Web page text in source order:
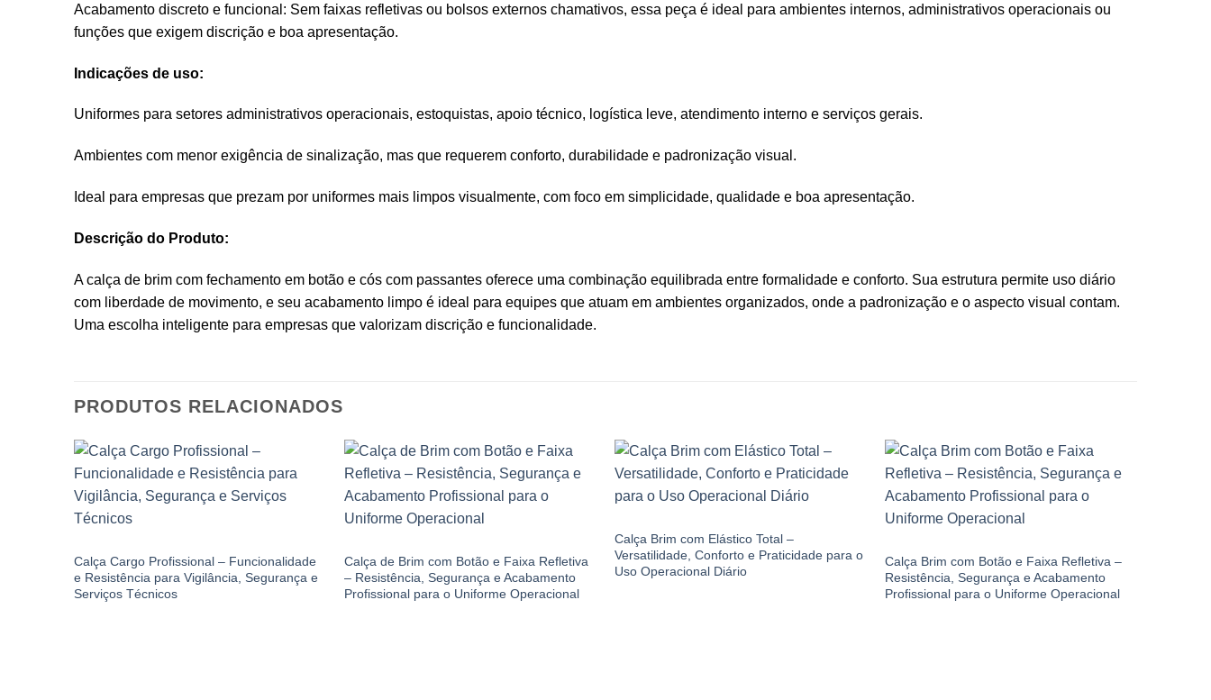
Acabamento discreto e funcional: Sem faixas refletivas ou bolsos externos chamativos, essa peça é ideal para ambientes internos, administrativos operacionais ou
funções que exigem discrição e boa apresentação.
Indicações de uso:
Uniformes para setores administrativos operacionais, estoquistas, apoio técnico, logística leve, atendimento interno e serviços gerais.
Ambientes com menor exigência de sinalização, mas que requerem conforto, durabilidade e padronização visual.
Ideal para empresas que prezam por uniformes mais limpos visualmente, com foco em simplicidade, qualidade e boa apresentação.
Descrição do Produto:
A calça de brim com fechamento em botão e cós com passantes oferece uma combinação equilibrada entre formalidade e conforto. Sua estrutura permite uso diário
com liberdade de movimento, e seu acabamento limpo é ideal para equipes que atuam em ambientes organizados, onde a padronização e o aspecto visual contam.
Uma escolha inteligente para empresas que valorizam discrição e funcionalidade.
PRODUTOS RELACIONADOS
Calça Cargo Profissional – Funcionalidade
e Resistência para Vigilância, Segurança e
Serviços Técnicos
Calça de Brim com Botão e Faixa Refletiva
– Resistência, Segurança e Acabamento
Profissional para o Uniforme Operacional
Calça Brim com Elástico Total –
Versatilidade, Conforto e Praticidade para o
Uso Operacional Diário
Calça Brim com Botão e Faixa Refletiva –
Resistência, Segurança e Acabamento
Profissional para o Uniforme Operacional